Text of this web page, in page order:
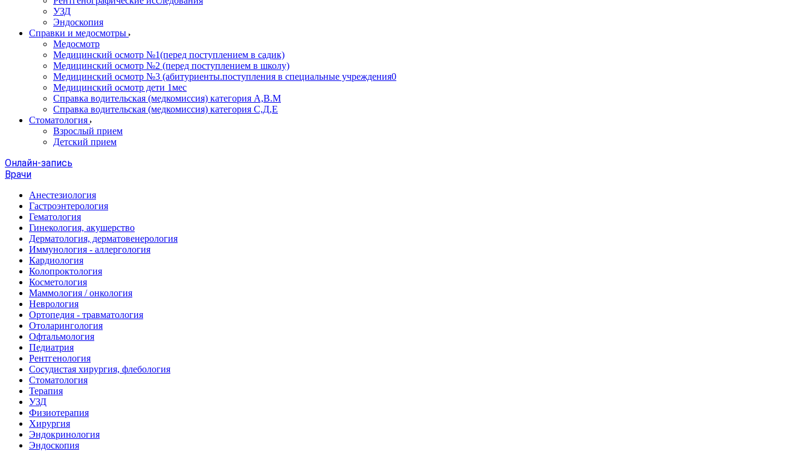
УЗД
Эндоскопия
Справки и медосмотры
Медосмотр
Медицинский осмотр №1(перед поступлением в садик)
Медицинский осмотр №2 (перед поступлением в школу)
Медицинский осмотр №3 (абитуриенты.поступления в специальные учреждения0
Медицинский осмотр дети 1мес
Справка водительская (медкомиссия) категория А,В.М
Справка водительская (медкомиссия) категория С,Д,Е
Стоматология
Взрослый прием
Детский прием
Онлайн-запись
Врачи
Анестезиология
Гастроэнтерология
Гематология
Гинекология, акушерство
Дерматология, дерматовенерология
Иммунология - аллергология
Кардиология
Колопроктология
Косметология
Маммология / онкология
Неврология
Ортопедия - травматология
Отоларингология
Офтальмология
Педиатрия
Рентгенология
Сосудистая хирургия, флебология
Стоматология
Терапия
УЗД
Физиотерапия
Хирургия
Эндокринология
Эндоскопия